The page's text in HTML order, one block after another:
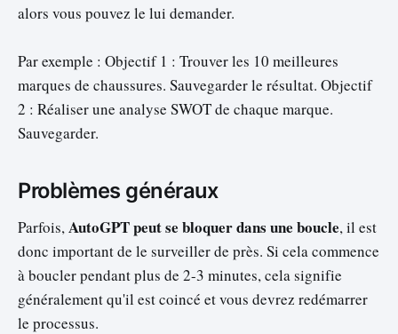
alors vous pouvez le lui demander.
Par exemple : Objectif 1 : Trouver les 10 meilleures
marques de chaussures. Sauvegarder le résultat. Objectif
2 : Réaliser une analyse SWOT de chaque marque.
Sauvegarder.
Problèmes généraux
Parfois,AutoGPT peut se bloquer dans une boucle, il est
donc important de le surveiller de près. Si cela commence
à boucler pendant plus de 2-3 minutes, cela signifie
généralement qu'il est coincé et vous devrez redémarrer
le processus.